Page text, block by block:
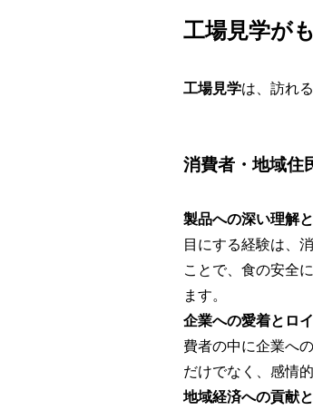
工場見学が
工場見学は、訪れ
消費者・地域住
製品への深い理解
目にする経験は、
ことで、食の安全
ます。
企業への愛着とロ
費者の中に企業へ
だけでなく、感情
地域経済への貢献